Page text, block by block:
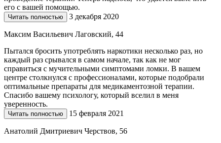
его с вашей помощью.
Читать полностью 3 декабря 2020
Максим Васильевич Лаговский, 44
Пытался бросить употреблять наркотики несколько раз, но
каждый раз срывался в самом начале, так как не мог
справиться с мучительными симптомами ломки. В вашем
центре столкнулся с профессионалами, которые подобрали
оптимальные препараты для медикаментозной терапии.
Спасибо вашему психологу, который вселил в меня
уверенность.
Читать полностью 15 февраля 2021
Анатолий Дмитриевич Черствов, 56